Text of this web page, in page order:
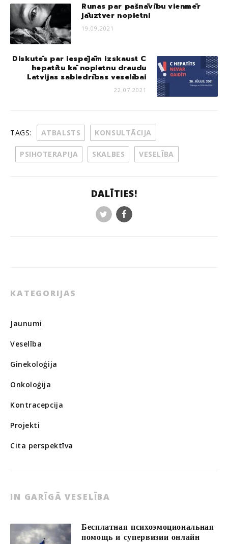
Runas par pašnāvību vienmēr
jāuztver nopietni
19.09.2021
Diskutēs par iespējām izskaust C
hepatītu kā nopietnu draudu
Latvijas sabiedrības veselībai
22.07.2021
TAGS: ATBALSTS KONSULTĀCIJA
PSIHOTERAPIJA SKALBES VESELĪBA
DALĪTIES!
KATEGORIJAS
Jaunumi
Veselība
Ginekoloģija
Onkoloģija
Kontracepcija
Projekti
Cita perspektīva
IN GARĪGĀ VESELĪBA
Бесплатная психоэмоциональная
помощь и супервизии онлайн